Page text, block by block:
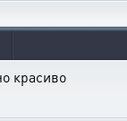
красиво